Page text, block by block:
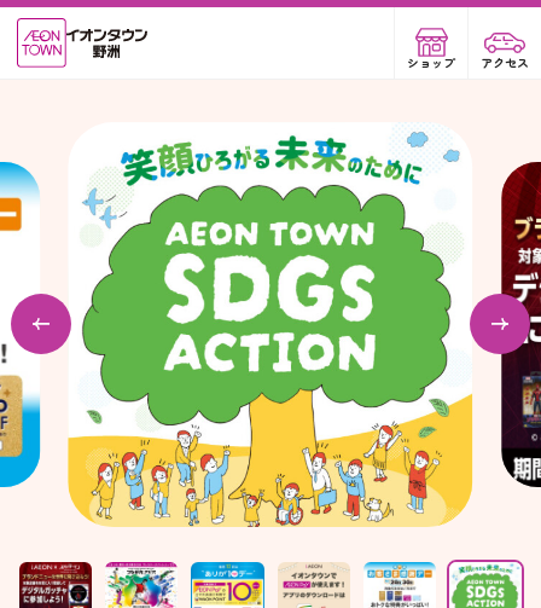
ショップ アクセス